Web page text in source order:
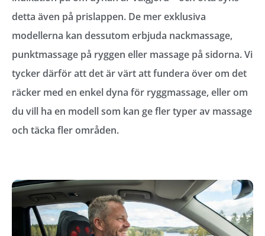
detta även på prislappen. De mer exklusiva
modellerna kan dessutom erbjuda nackmassage,
punktmassage på ryggen eller massage på sidorna. Vi
tycker därför att det är värt att fundera över om det
räcker med en enkel dyna för ryggmassage, eller om
du vill ha en modell som kan ge fler typer av massage
och täcka fler områden.